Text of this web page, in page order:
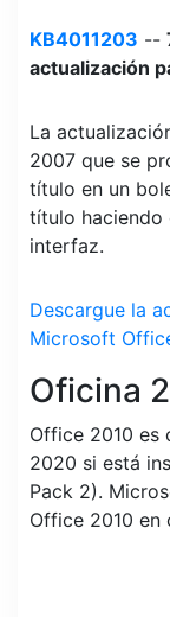
KB4011203 --
actualización
La
2007 que se
título en un
título haciendo
interfaz.
Descargue la
Microsoft
Oficina
Office 2010 es
2020 si está
Pack 2).
Office 2010 en